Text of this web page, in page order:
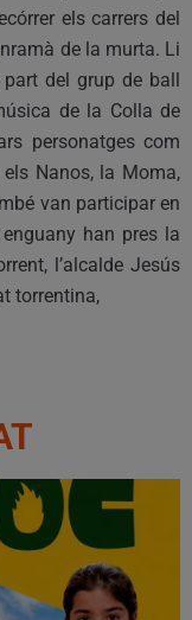
els carrers del
de la murta. Li
del grup de ball
de la Colla de
personatges com
Nanos, la Moma,
van participar en
han pres la
l’alcalde Jesús
torrentina,